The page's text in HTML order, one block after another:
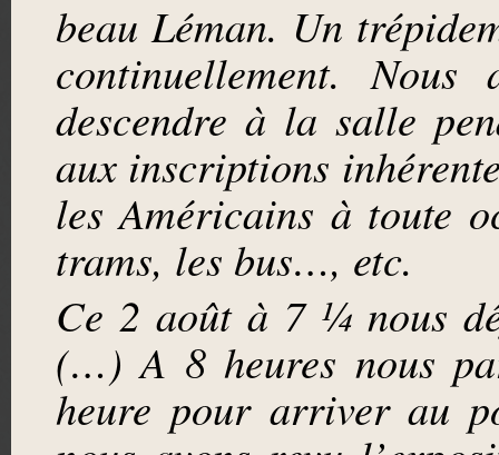
beau Léman. Un
continuellement.
descendre à la salle
aux inscriptions
les Américains à toute
trams, les bus…, etc.
Ce 2 août à 7 ¼ nous
(…) A 8 heures nous
heure pour arriver au